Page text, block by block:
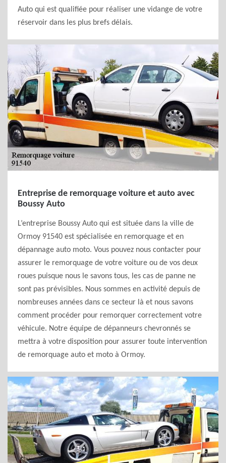
Auto qui est qualifiée pour réaliser une vidange de votre
réservoir dans les plus brefs délais.
Entreprise de remorquage voiture et auto avec
Boussy Auto
L’entreprise Boussy Auto qui est située dans la ville de
Ormoy 91540 est spécialisée en remorquage et en
dépannage auto moto. Vous pouvez nous contacter pour
assurer le remorquage de votre voiture ou de vos deux
roues puisque nous le savons tous, les cas de panne ne
sont pas prévisibles. Nous sommes en activité depuis de
nombreuses années dans ce secteur là et nous savons
comment procéder pour remorquer correctement votre
véhicule. Notre équipe de dépanneurs chevronnés se
mettra à votre disposition pour assurer toute intervention
de remorquage auto et moto à Ormoy.